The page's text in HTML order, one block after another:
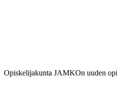
Opiskelijakunta JAMKOn uuden